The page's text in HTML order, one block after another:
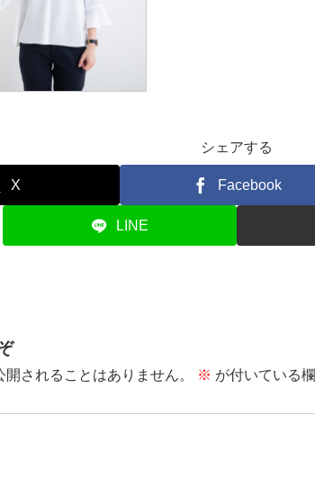
シェアする
X Facebook
LINE
開されることはありません。 ※ が付いている